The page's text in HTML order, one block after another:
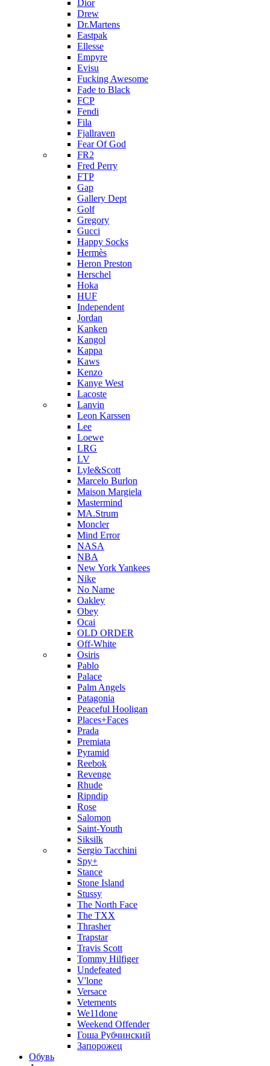
Dior
Drew
Dr.Martens
Eastpak
Ellesse
Empyre
Evisu
Fucking Awesome
Fade to Black
FCP
Fendi
Fila
Fjallraven
Fear Of God
FR2
Fred Perry
FTP
Gap
Gallery Dept
Golf
Gregory
Gucci
Happy Socks
Hermès
Heron Preston
Hersсhel
Hoka
HUF
Independent
Jordan
Kanken
Kangol
Kappa
Kaws
Kenzo
Kanye West
Lacoste
Lanvin
Leon Karssen
Lee
Loewe
LRG
LV
Lyle&Scott
Marcelo Burlon
Maison Margiela
Mastermind
MA.Strum
Moncler
Mind Error
NASA
NBA
New York Yankees
Nike
No Name
Oakley
Obey
Ocai
OLD ORDER
Off-White
Osiris
Pablo
Palace
Palm Angels
Patagonia
Peaceful Hooligan
Places+Faces
Prada
Premiata
Pyramid
Reebok
Revenge
Rhude
Ripndip
Rose
Salomon
Saint-Youth
Siksilk
Sergio Tacchini
Spy+
Stance
Stone Island
Stussy
The North Face
The TXX
Thrasher
Trapstar
Travis Scott
Tommy Hilfiger
Undefeated
V'lone
Versace
Vetements
We11done
Weekend Offender
Гоша Рубчинский
Запорожец
Обувь